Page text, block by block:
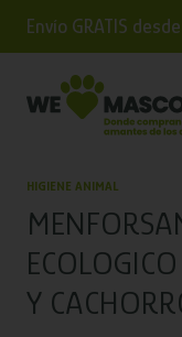
Envío GRATIS
HIGIENE ANIMAL
Y